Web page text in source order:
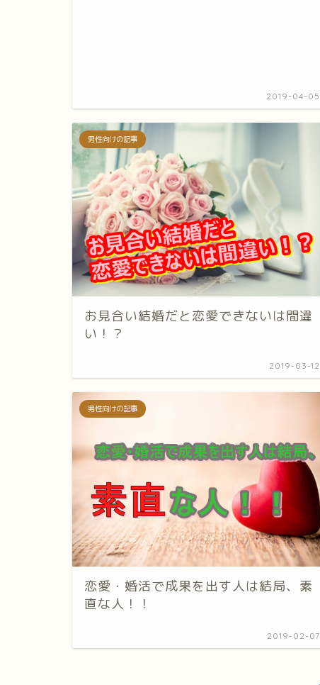
2019-04-05
男性向けの記事
お見合い結婚だと恋愛できないは間違
い！？
2019-03-12
男性向けの記事
恋愛・婚活で成果を出す人は結局、素
直な人！！
2019-02-07